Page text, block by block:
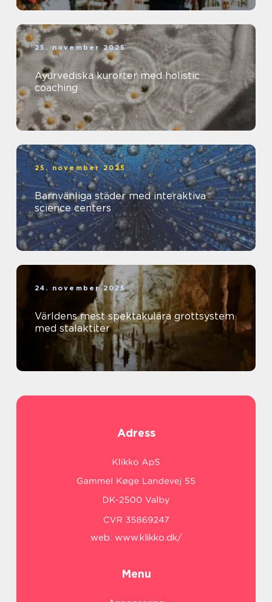
25. november 2025
Ayurvediska kurorter med holistic
coaching
25. november 2025
Barnvänliga städer med interaktiva
science centers
24. november 2025
Världens mest spektakulära grottsystem
med stalaktiter
Adress
web: www.klikko.dk/
Menu